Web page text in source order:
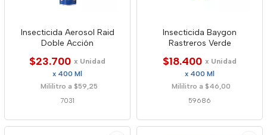
Insecticida Aerosol Raid
Doble Acción
$23.700 x Unidad
x 400 Ml
Mililitro a $59,25
7031
Insecticida Baygon
Rastreros Verde
$18.400 x Unidad
x 400 Ml
Mililitro a $46,00
59686